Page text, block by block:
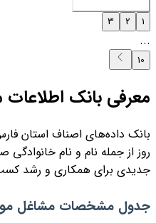
1
2
3
...
10
معرفی بانک
بانک داده‌های اصناف استان
روز از جمله نام و نام
جدیدی برای همکاری و رشد
جدول مشخصات مشاغل